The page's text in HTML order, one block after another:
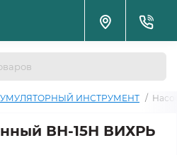
ИНСТРУМЕНТ
ВН-15Н ВИХРЬ